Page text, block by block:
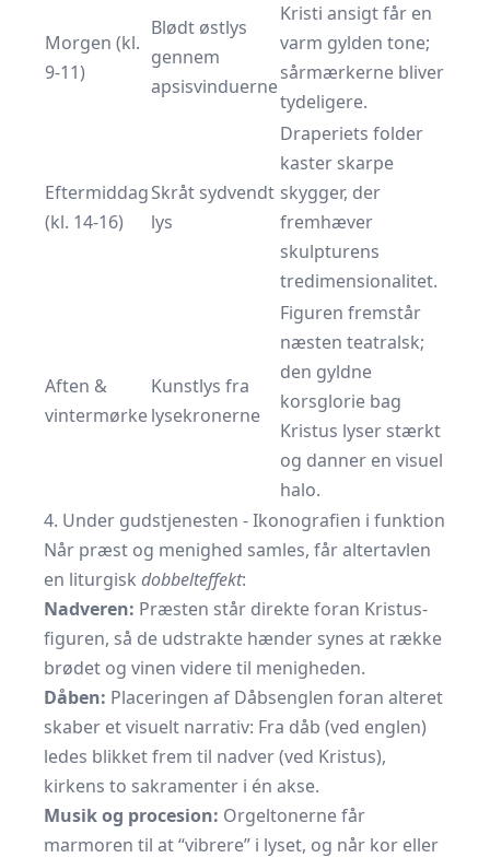
Morgen (kl.
9-11)
Blødt østlys
gennem
apsisvinduerne
Kristi ansigt får en
varm gylden tone;
sårmærkerne bliver
tydeligere.
Eftermiddag
(kl. 14-16)
Skråt sydvendt
lys
Draperiets folder
kaster skarpe
skygger, der
fremhæver
skulpturens
tredimensionalitet.
Aften &
vintermørke
Kunstlys fra
lysekronerne
Figuren fremstår
næsten teatralsk;
den gyldne
korsglorie bag
Kristus lyser stærkt
og danner en visuel
halo.
4. Under gudstjenesten - Ikonografien i funktion
Når præst og menighed samles, får altertavlen
en liturgisk dobbelteffekt:
Nadveren: Præsten står direkte foran Kristus-
figuren, så de udstrakte hænder synes at række
brødet og vinen videre til menigheden.
Dåben: Placeringen af Dåbsenglen foran alteret
skaber et visuelt narrativ: Fra dåb (ved englen)
ledes blikket frem til nadver (ved Kristus),
kirkens to sakramenter i én akse.
Musik og procesion: Orgeltonerne får
marmoren til at “vibrere” i lyset, og når kor eller